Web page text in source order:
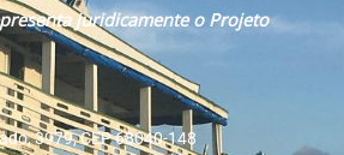
juridicamente o Projeto
3979, CEP 68040-148